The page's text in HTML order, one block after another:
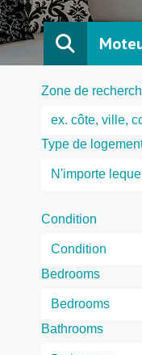
Zone de
Type de
Condition
Bedrooms
Bathrooms